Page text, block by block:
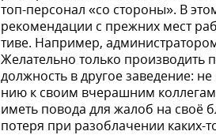
топ-персонал «со стороны». В
рекомендации с преж­них мест
тиве. Например,
Желательно только
должность в другое заведе­ние:
нию к своим вчерашним
иметь повода для жалоб на своё
потеря при разоблаче­нии каких-